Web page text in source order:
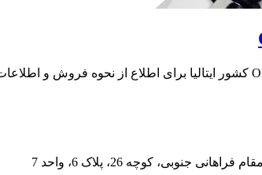
جنوبی، کوچه 26، پلاک 6، واحد 7